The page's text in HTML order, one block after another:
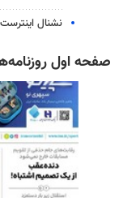
نشنال
صفحه اول